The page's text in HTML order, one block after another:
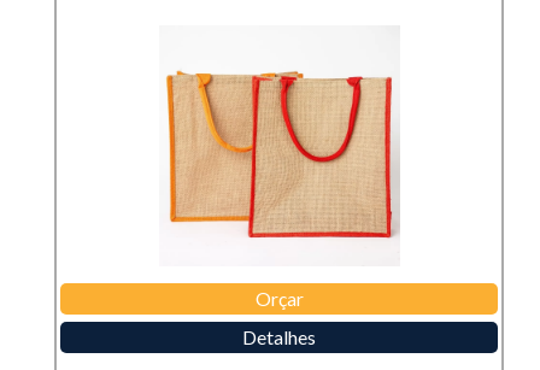
Orçar
Detalhes